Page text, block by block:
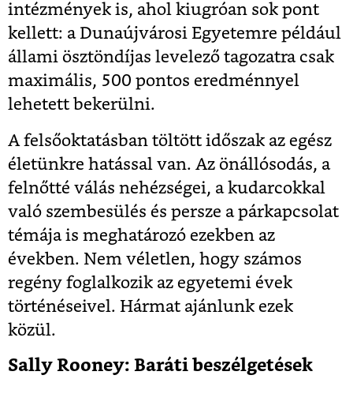
intézmények is, ahol kiugróan sok pont
kellett: a Dunaújvárosi Egyetemre például
állami ösztöndíjas levelező tagozatra csak
maximális, 500 pontos eredménnyel
lehetett bekerülni.
A felsőoktatásban töltött időszak az egész
életünkre hatással van. Az önállósodás, a
felnőtté válás nehézségei, a kudarcokkal
való szembesülés és persze a párkapcsolat
témája is meghatározó ezekben az
években. Nem véletlen, hogy számos
regény foglalkozik az egyetemi évek
történéseivel. Hármat ajánlunk ezek
közül.
Sally Rooney: Baráti beszélgetések